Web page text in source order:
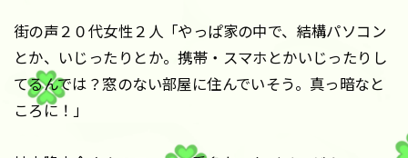
街の声２０代女性２人「やっぱ家の中で、結構パソコン
とか、いじったりとか。携帯・スマホとかいじったりし
てるんでは？窓のない部屋に住んでいそう。真っ暗なと
ころに！」